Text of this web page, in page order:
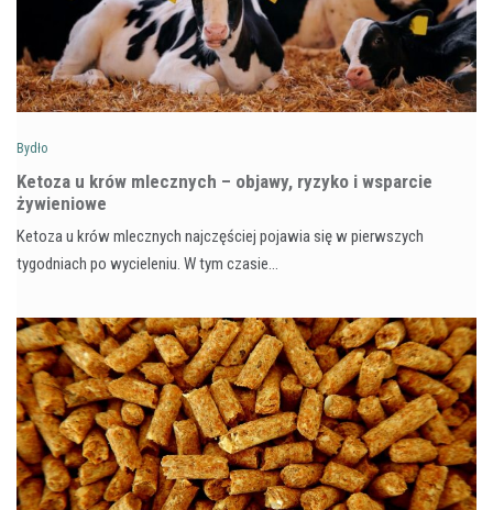
Bydło
Ketoza u krów mlecznych – objawy, ryzyko i wsparcie
żywieniowe
Ketoza u krów mlecznych najczęściej pojawia się w pierwszych
tygodniach po wycieleniu. W tym czasie…